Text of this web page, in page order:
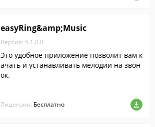
easyRing&amp;Music
Версия: 5.1.0.0
Это удобное приложение позволит вам к
ачать и устанавливать мелодии на звон
ок.
Лицензия: Бесплатно